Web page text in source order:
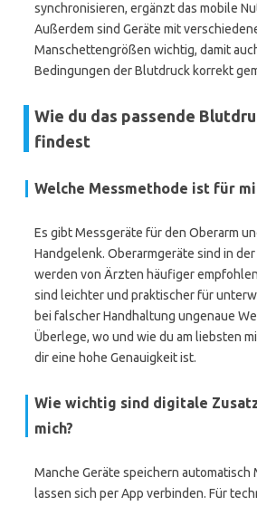
synchronisieren, ergänzt das mobile
Außerdem sind Geräte mit
Manschettengrößen wichtig, damit
Bedingungen der Blutdruck korrekt
Wie du das passende
findest
Welche Messmethode ist für
Es gibt Messgeräte für den Oberarm
Handgelenk. Oberarmgeräte sind in
werden von Ärzten häufiger
sind leichter und praktischer für
bei falscher Handhaltung ungenaue
Überlege, wo und wie du am liebsten
dir eine hohe Genauigkeit ist.
Wie wichtig sind digitale
mich?
Manche Geräte speichern automatisch
lassen sich per App verbinden. Für